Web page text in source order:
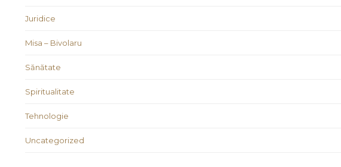
Juridice
Misa – Bivolaru
Sănătate
Spiritualitate
Tehnologie
Uncategorized